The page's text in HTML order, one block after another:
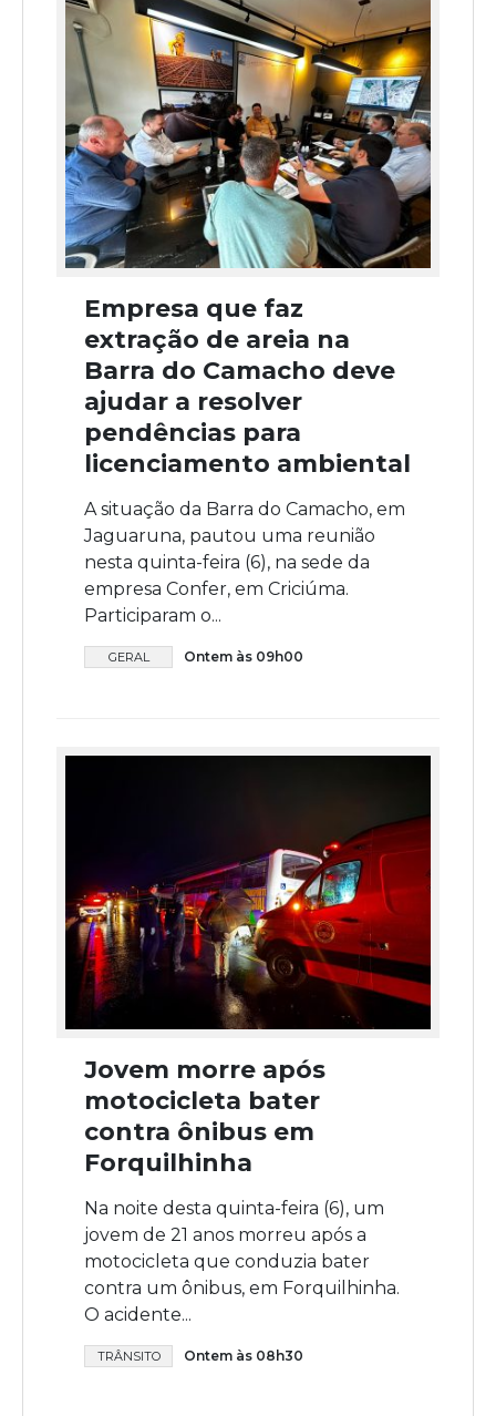
Empresa que faz
extração de areia na
Barra do Camacho deve
ajudar a resolver
pendências para
licenciamento ambiental
A situação da Barra do Camacho, em
Jaguaruna, pautou uma reunião
nesta quinta-feira (6), na sede da
empresa Confer, em Criciúma.
Participaram o...
GERAL Ontem às 09h00
Jovem morre após
motocicleta bater
contra ônibus em
Forquilhinha
Na noite desta quinta-feira (6), um
jovem de 21 anos morreu após a
motocicleta que conduzia bater
contra um ônibus, em Forquilhinha.
O acidente...
TRÂNSITO Ontem às 08h30